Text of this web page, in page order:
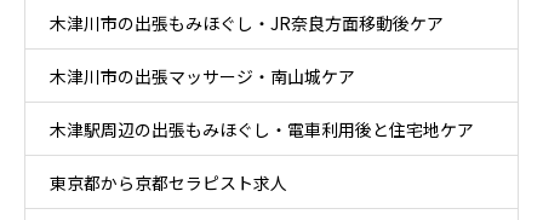
ア
木津川市の出張もみほぐし・JR奈良方面移動後ケア
木津川市の出張マッサージ・南山城ケア
木津駅周辺の出張もみほぐし・電車利用後と住宅地ケア
東京都から京都セラピスト求人